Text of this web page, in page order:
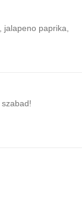
paprika,